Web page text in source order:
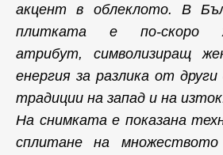
акцент в облеклото. В
плитката е по-скоро
атрибут, символизиращ
енергия за разлика от други
традиции на запад и на
На снимката е показана
сплитане на множеството